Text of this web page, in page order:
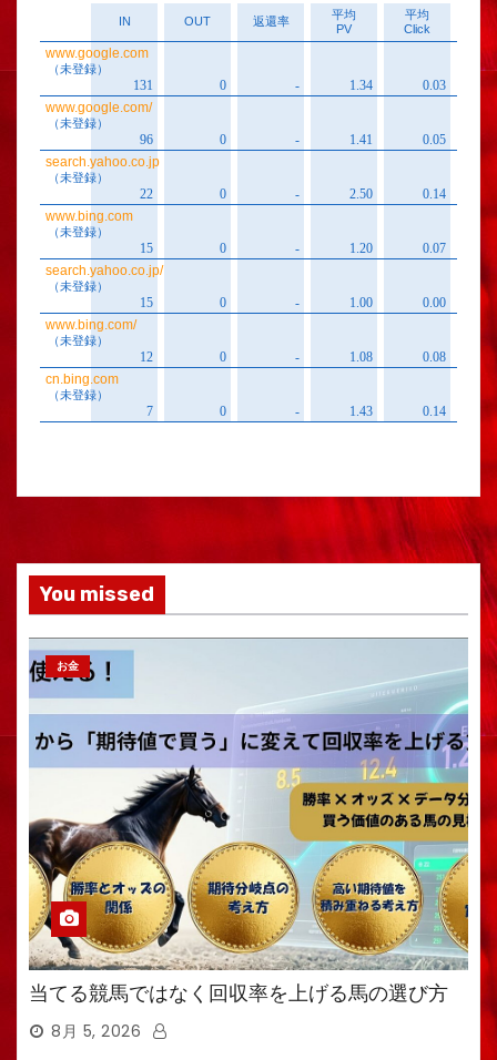
You missed
お金
当てる競馬ではなく回収率を上げる馬の選び方
8月 5, 2026